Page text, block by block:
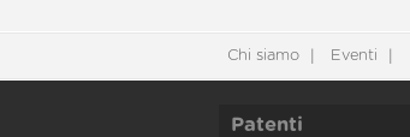
Chi siamo Eventi
Patenti